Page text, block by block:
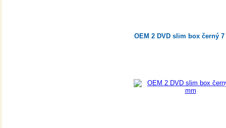
OEM 2 DVD slim box černý